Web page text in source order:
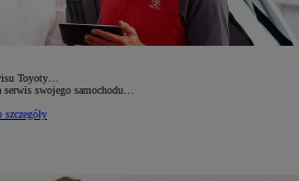
Toyoty…
serwis swojego samochodu…